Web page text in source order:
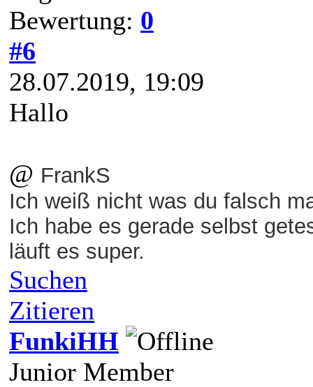
Bewertung: 0
#6
28.07.2019, 19:09
Hallo
@ FrankS
Ich weiß nicht was du falsch
Ich habe es gerade selbst
läuft es super.
Suchen
Zitieren
FunkiHH
Junior Member